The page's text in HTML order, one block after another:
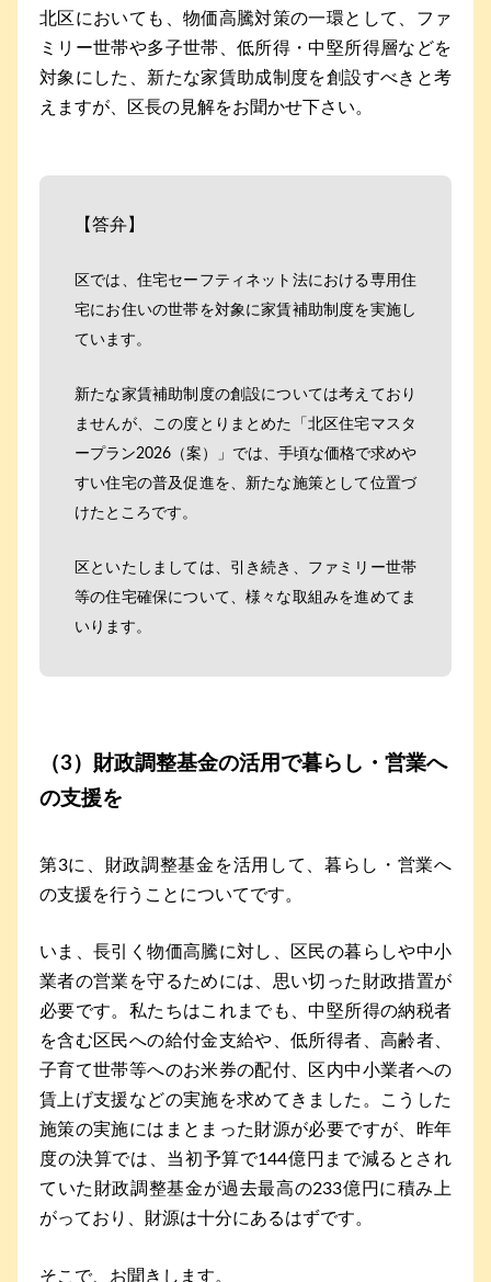
北区においても、物価高騰対策の一環として、ファ
ミリー世帯や多子世帯、低所得・中堅所得層などを
対象にした、新たな家賃助成制度を創設すべきと考
えますが、区長の見解をお聞かせ下さい。
【答弁】
区では、住宅セーフティネット法における専用住
宅にお住いの世帯を対象に家賃補助制度を実施し
ています。
新たな家賃補助制度の創設については考えており
ませんが、この度とりまとめた「北区住宅マスタ
ープラン2026（案）」では、手頃な価格で求めや
すい住宅の普及促進を、新たな施策として位置づ
けたところです。
区といたしましては、引き続き、ファミリー世帯
等の住宅確保について、様々な取組みを進めてま
いります。
（3）財政調整基金の活用で暮らし・営業へ
の支援を
第3に、財政調整基金を活用して、暮らし・営業へ
の支援を行うことについてです。
いま、長引く物価高騰に対し、区民の暮らしや中小
業者の営業を守るためには、思い切った財政措置が
必要です。私たちはこれまでも、中堅所得の納税者
を含む区民への給付金支給や、低所得者、高齢者、
子育て世帯等へのお米券の配付、区内中小業者への
賃上げ支援などの実施を求めてきました。こうした
施策の実施にはまとまった財源が必要ですが、昨年
度の決算では、当初予算で144億円まで減るとされ
ていた財政調整基金が過去最高の233億円に積み上
がっており、財源は十分にあるはずです。
そこで、お聞きします。